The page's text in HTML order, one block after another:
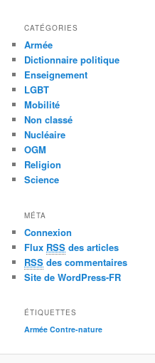
CATÉGORIES
Armée
Dictionnaire politique
Enseignement
LGBT
Mobilité
Non classé
Nucléaire
OGM
Religion
Science
MÉTA
Connexion
Flux RSS des articles
RSS des commentaires
Site de WordPress-FR
ÉTIQUETTES
Armée Contre-nature